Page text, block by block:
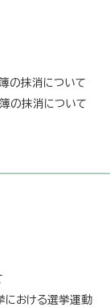
の抹消について
の抹消について
おける選挙運動